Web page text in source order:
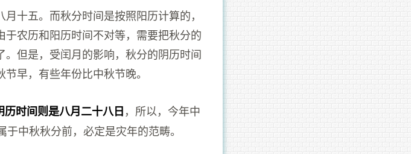
十五。而秋分时间是按照阳历计算的，
农历和阳历时间不对等，需要把秋分的
但是，受闰月的影响，秋分的阴历时间
早，有些年份比中秋节晚。
时间则是八月二十八日，所以，今年中
中秋秋分前，必定是灾年的范畴。